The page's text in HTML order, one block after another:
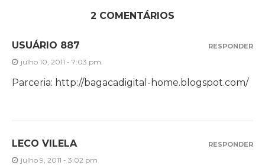
2 COMENTÁRIOS
USUÁRIO 887
julho 10, 2011 - 7:03 pm
Parceria: http://bagacadigital-home.blogspot.com/
RESPONDER
LECO VILELA
julho 9, 2011 - 3:02 pm
RESPONDER